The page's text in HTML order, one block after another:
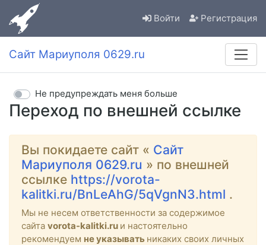
Войти Регистрация
Сайт Мариуполя 0629.ru
Переход по внешней ссылке
Не предупреждать меня больше
Вы покидаете сайт « Сайт
Мариуполя 0629.ru » по внешней
ссылке https://vorota-
kalitki.ru/BnLeAhG/5qVgnN3.html .
Мы не несем ответственности за содержимое
сайта vorota-kalitki.ru и настоятельно
рекомендуем не указывать никаких своих личных